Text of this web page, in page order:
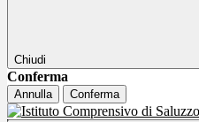
Chiudi
Conferma
Annulla Conferma